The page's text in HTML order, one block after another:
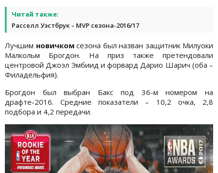
Читай также:
Расселл Уэстбрук – MVP сезона-2016/17
Лучшим новичком сезона был назван защитник Милуоки
Малкольм Брогдон. На приз также претендовали
центровой Джоэл Эмбиид и форвард Дарио Шарич (оба –
Филадельфия).
Брогдон был выбран Бакс под 36-м номером на
драфте-2016. Средние показатели – 10,2 очка, 2,8
подбора и 4,2 передачи.